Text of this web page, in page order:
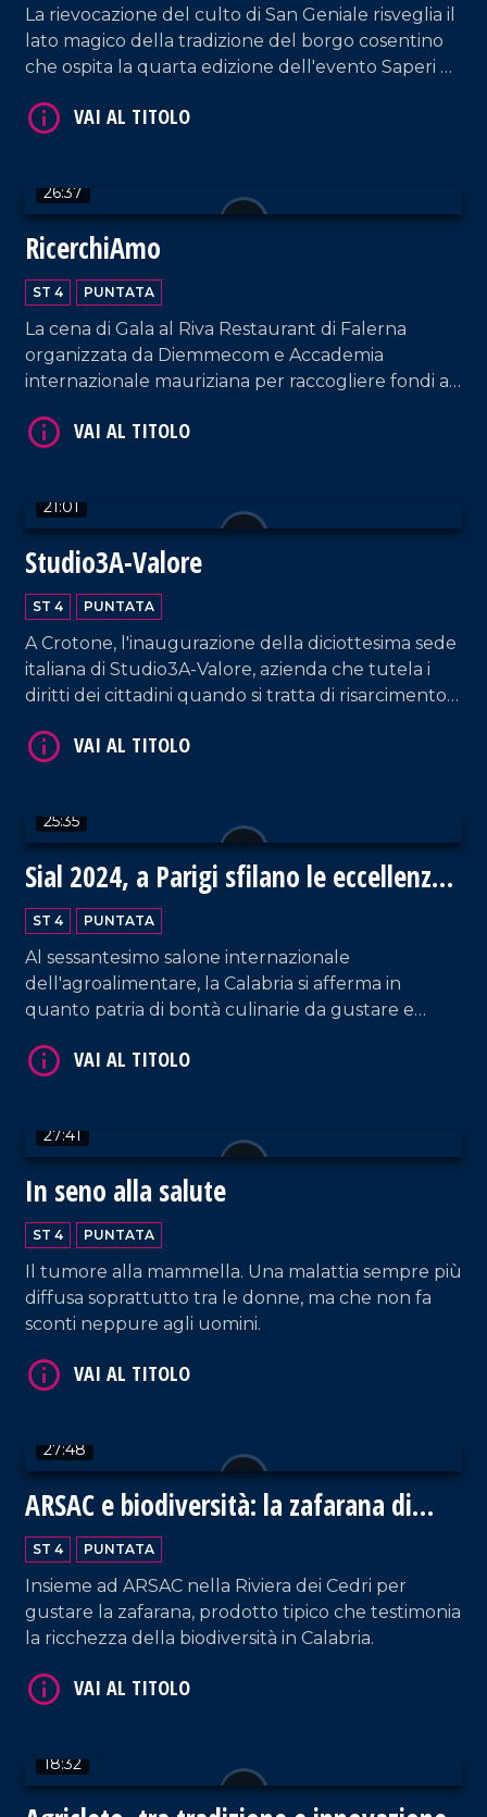
La rievocazione del culto di San Geniale risveglia il
lato magico della tradizione del borgo cosentino
che ospita la quarta edizione dell'evento Saperi e
26:37
RicerchiAmo
ST 4 PUNTATA
La cena di Gala al Riva Restaurant di Falerna
organizzata da Diemmecom e Accademia
internazionale mauriziana per raccogliere fondi a
dell'UMG.
21:01
Studio3A-Valore
ST 4 PUNTATA
A Crotone, l'inaugurazione della diciottesima sede
italiana di Studio3A-Valore, azienda che tutela i
diritti dei cittadini quando si tratta di risarcimento
25:35
Sial 2024, a Parigi sfilano le eccellenze
gastronomiche della Calabria
ST 4 PUNTATA
Al sessantesimo salone internazionale
dell'agroalimentare, la Calabria si afferma in
quanto patria di bontà culinarie da gustare e
27:41
In seno alla salute
ST 4 PUNTATA
Il tumore alla mammella. Una malattia sempre più
diffusa soprattutto tra le donne, ma che non fa
sconti neppure agli uomini.
27:48
ARSAC e biodiversità: la zafarana di
Tortora
ST 4 PUNTATA
Insieme ad ARSAC nella Riviera dei Cedri per
gustare la zafarana, prodotto tipico che testimonia
la ricchezza della biodiversità in Calabria.
18:32
VAI AL TITOLO
VAI AL TITOLO
VAI AL TITOLO
VAI AL TITOLO
VAI AL TITOLO